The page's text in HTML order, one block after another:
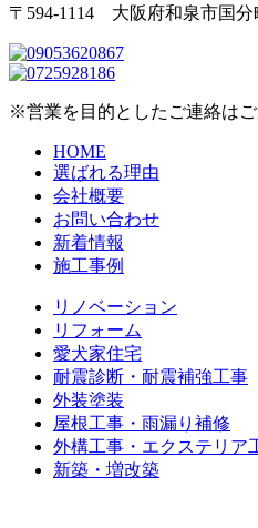
〒594-1114 大阪府和泉市国分
※営業を目的としたご連絡は
HOME
選ばれる理由
会社概要
お問い合わせ
新着情報
施工事例
リノベーション
リフォーム
愛犬家住宅
耐震診断・耐震補強工事
外装塗装
屋根工事・雨漏り補修
外構工事・エクステリア
新築・増改築